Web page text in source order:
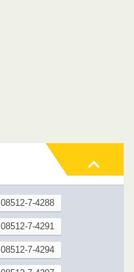
08512-7-4288
08512-7-4291
08512-7-4294